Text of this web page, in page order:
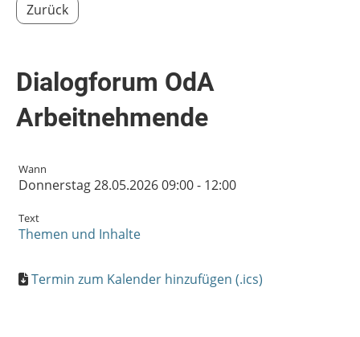
Zurück
Dialogforum OdA
Arbeitnehmende
Wann
Donnerstag 28.05.2026 09:00 - 12:00
Text
Themen und Inhalte
Termin zum Kalender hinzufügen (.ics)